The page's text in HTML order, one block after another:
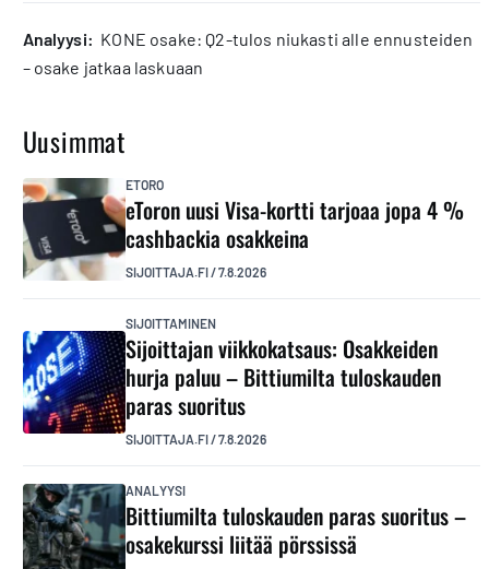
analyysi: KONE osake: Q2-tulos niukasti alle ennusteiden
– osake jatkaa laskuaan
Uusimmat
ETORO
eToron uusi Visa-kortti tarjoaa jopa 4 %
cashbackia osakkeina
SIJOITTAJA.FI/7.8.2026
SIJOITTAMINEN
Sijoittajan viikkokatsaus: Osakkeiden
hurja paluu – Bittiumilta tuloskauden
paras suoritus
SIJOITTAJA.FI/7.8.2026
ANALYYSI
Bittiumilta tuloskauden paras suoritus –
osakekurssi liitää pörssissä